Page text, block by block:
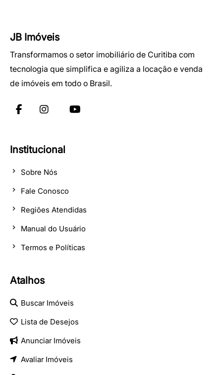
JB Imóveis
Transformamos o setor imobiliário de Curitiba com
tecnologia que simplifica e agiliza a locação e venda
de imóveis em todo o Brasil.
Institucional
Sobre Nós
Fale Conosco
Regiões Atendidas
Manual do Usuário
Termos e Políticas
Atalhos
Buscar Imóveis
Lista de Desejos
Anunciar Imóveis
Avaliar Imóveis